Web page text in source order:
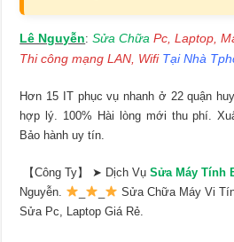
Lê Nguyễn:Sửa Chữa Pc, Laptop,
Thi công mạng LAN, Wifi Tại Nhà
Hơn 15 IT phục vụ nhanh ở 22 quận
hợp lý. 100% Hài lòng mới thu phí.
Bảo hành uy tín.
【Công Ty】 ➤ Dịch VụSửa Máy Tính
Nguyễn.
Sửa Chữa Máy Vi
Sửa Pc, Laptop Giá Rẻ.